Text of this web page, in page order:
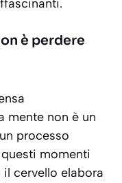
è perdere
mente non è un
processo
momenti
cervello elabora